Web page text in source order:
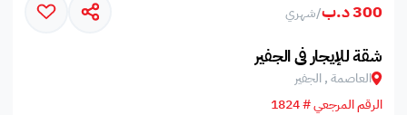
300 د.ب /شهري
شقة للإيجار في الجفير
العاصمة , الجفير
الرقم المرجعي # 1824